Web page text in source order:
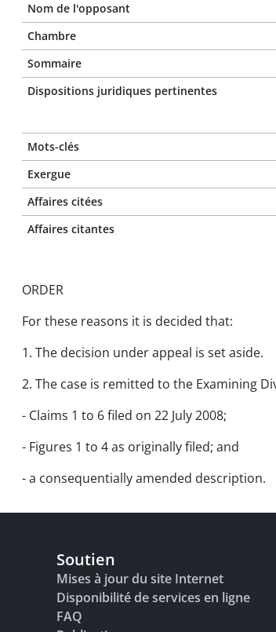
Nom de l'opposant
Chambre
Sommaire
Dispositions juridiques pertinentes
Mots-clés
Exergue
Affaires citées
Affaires citantes
ORDER
For these reasons it is decided that:
1. The decision under appeal is set aside.
2. The case is remitted to the Examining
- Claims 1 to 6 filed on 22 July 2008;
- Figures 1 to 4 as originally filed; and
- a consequentially amended description.
Soutien
Mises à jour du site Internet
Disponibilité de services en ligne
FAQ